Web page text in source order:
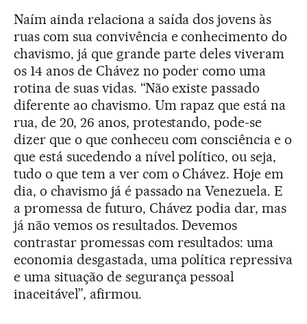
Naím ainda relaciona a saída dos jovens às
ruas com sua convivência e conhecimento do
chavismo, já que grande parte deles viveram
os 14 anos de Chávez no poder como uma
rotina de suas vidas. “Não existe passado
diferente ao chavismo. Um rapaz que está na
rua, de 20, 26 anos, protestando, pode-se
dizer que o que conheceu com consciência e o
que está sucedendo a nível político, ou seja,
tudo o que tem a ver com o Chávez. Hoje em
dia, o chavismo já é passado na Venezuela. E
a promessa de futuro, Chávez podia dar, mas
já não vemos os resultados. Devemos
contrastar promessas com resultados: uma
economia desgastada, uma política repressiva
e uma situação de segurança pessoal
inaceitável”, afirmou.